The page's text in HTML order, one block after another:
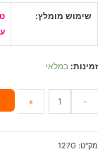
שימוש מומלץ:
זמינות: במלאי
-
+
מק"ט: 127G